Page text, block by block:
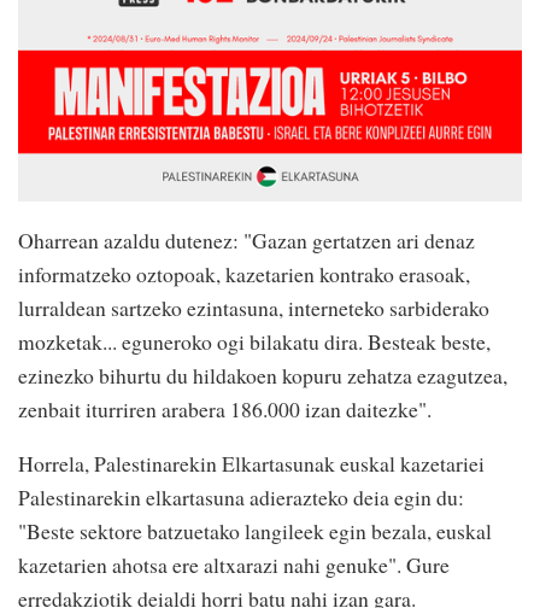
Oharrean azaldu dutenez: "Gazan gertatzen ari denaz
informatzeko oztopoak, kazetarien kontrako erasoak,
lurraldean sartzeko ezintasuna, interneteko sarbiderako
mozketak... eguneroko ogi bilakatu dira. Besteak beste,
ezinezko bihurtu du hildakoen kopuru zehatza ezagutzea,
zenbait iturriren arabera 186.000 izan daitezke".
Horrela, Palestinarekin Elkartasunak euskal kazetariei
Palestinarekin elkartasuna adierazteko deia egin du:
"Beste sektore batzuetako langileek egin bezala, euskal
kazetarien ahotsa ere altxarazi nahi genuke". Gure
erredakziotik deialdi horri batu nahi izan gara.